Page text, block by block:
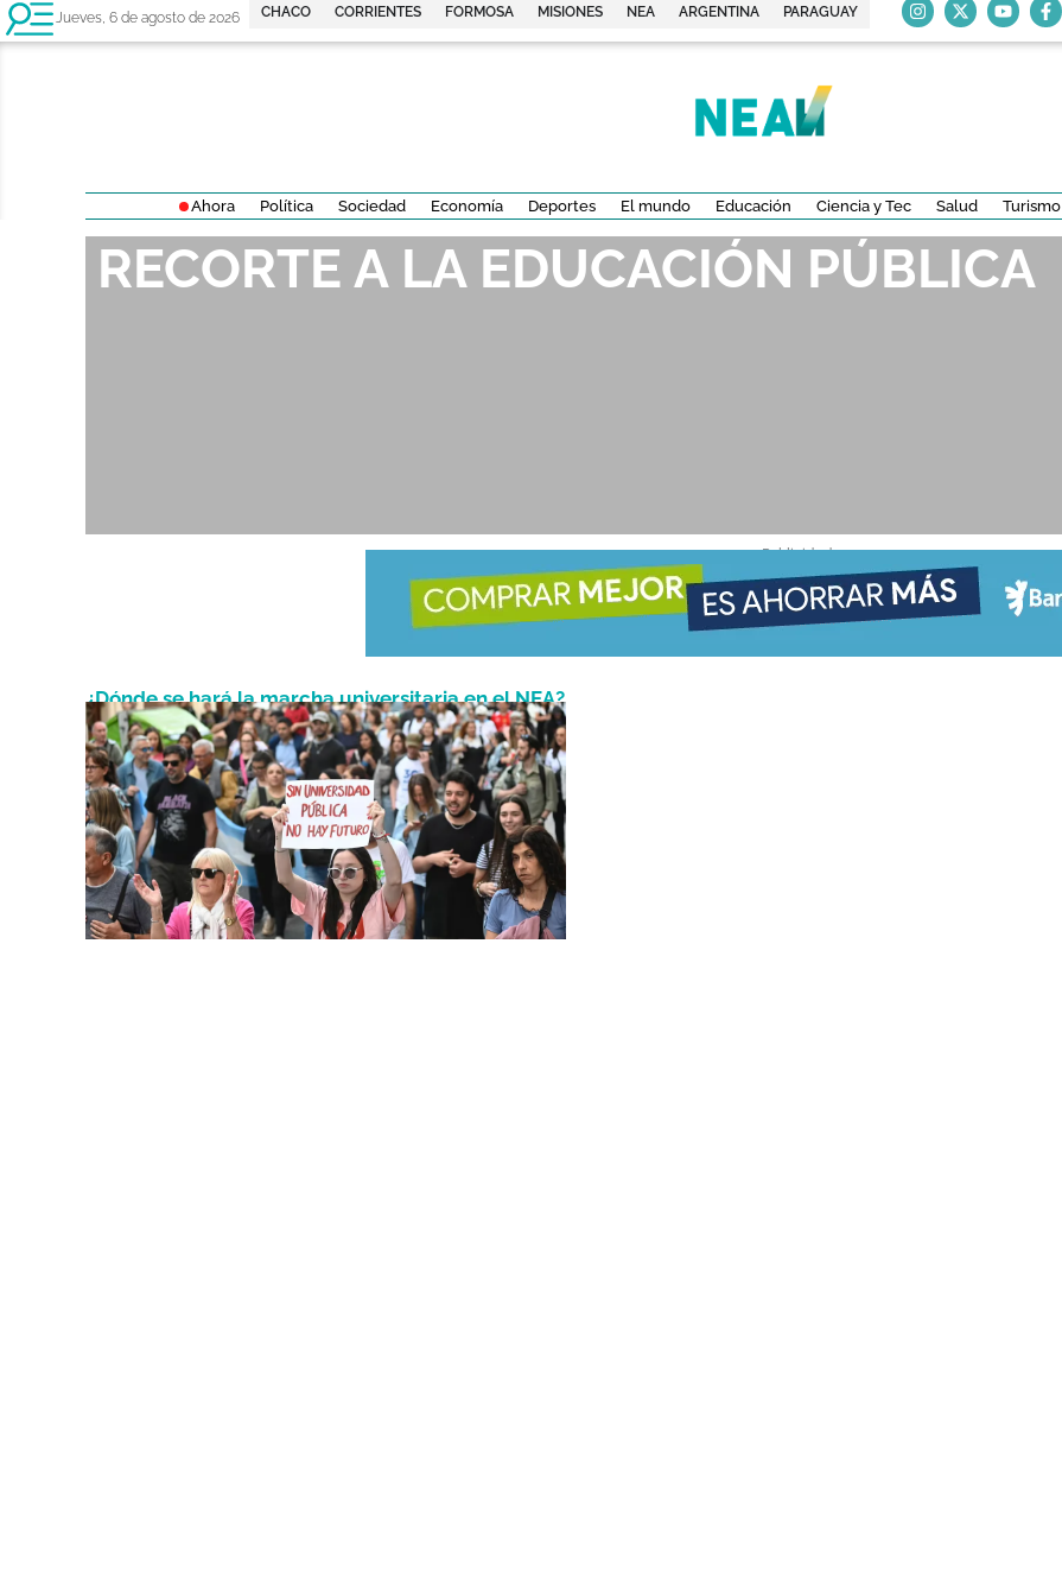
Jueves, 6 de agosto de 2026 CHACO CORRIENTES FORMOSA MISIONES NEA ARGENTINA PARAGUAY
Ahora Política Sociedad Economía Deportes El mundo Educación Ciencia y Tec Salud Turismo
RECORTE A LA EDUCACIÓN PÚBLICA
- Publicidad -
¿Dónde se hará la marcha universitaria en el NEA?
Las claves de las movilizaciones de mañana
Mayo 11, 2026